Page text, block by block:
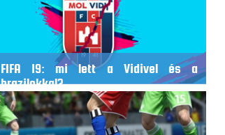
FIFA 19: mi lett a Vidivel és a
brazilokkal?